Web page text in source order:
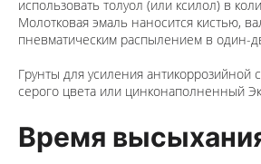
использовать толуол (или ксилол) в
Молотковая эмаль наносится кистью,
пневматическим распылением в один-
Грунты для усиления антикоррозийной
серого цвета или цинконаполненный
Время